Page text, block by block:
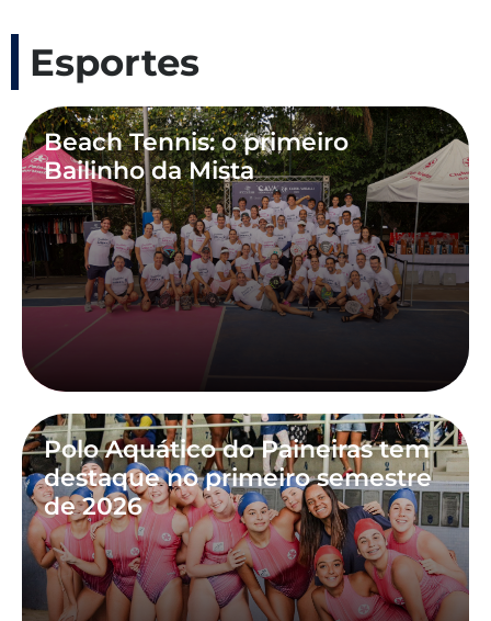
Esportes
Beach Tennis: o primeiro
Bailinho da Mista
Polo Aquático do Paineiras tem
destaque no primeiro semestre
de 2026